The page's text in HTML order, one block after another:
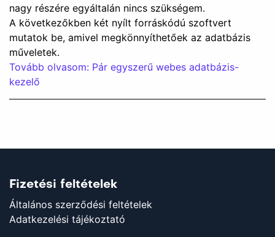
nagy részére egyáltalán nincs szükségem.
A következőkben két nyílt forráskódú szoftvert
mutatok be, amivel megkönnyíthetőek az adatbázis
műveletek.
Tovább olvasom: Pár egyszerű webes adatbázis-
kezelő
Fizetési feltételek
Általános szerződési feltételek
Adatkezelési tájékoztató